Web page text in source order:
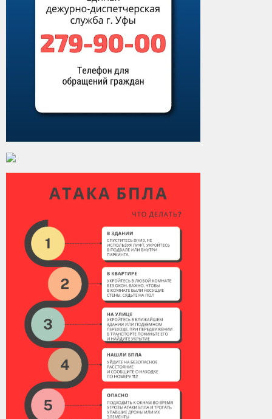
Виды деятельности
Обслуживание опасных производственных объектов
УГЗ рекомендует
Как стать спасателем
Пресс-центр
Конкурсы
Наша работа
Фотогалерея
Обращения
Контакты
Вакансии